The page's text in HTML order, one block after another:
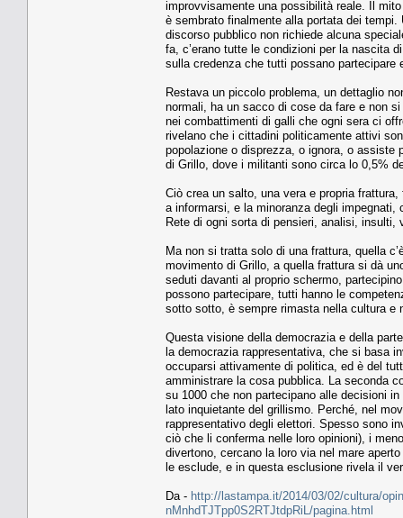
improvvisamente una possibilità reale. Il
è sembrato finalmente alla portata dei
discorso pubblico non richiede alcuna
fa, c’erano tutte le condizioni per la nascita
sulla credenza che tutti possano partecipare
Restava un piccolo problema, un dettaglio
normali, ha un sacco di cose da fare e non
nei combattimenti di galli che ogni sera ci
rivelano che i cittadini politicamente attivi
popolazione o disprezza, o ignora, o assiste
di Grillo, dove i militanti sono circa lo 0,5%
Ciò crea un salto, una vera e propria
a informarsi, e la minoranza degli
Rete di ogni sorta di pensieri, analisi,
Ma non si tratta solo di una frattura, quella
movimento di Grillo, a quella frattura si dà
seduti davanti al proprio schermo,
possono partecipare, tutti hanno le
sotto sotto, è sempre rimasta nella cultura
Questa visione della democrazia e della
la democrazia rappresentativa, che si basa
occuparsi attivamente di politica, ed è del
amministrare la cosa pubblica. La seconda
su 1000 che non partecipano alle decisioni
lato inquietante del grillismo. Perché, nel
rappresentativo degli elettori. Spesso sono
ciò che li conferma nelle loro opinioni), i
divertono, cercano la loro via nel mare
le esclude, e in questa esclusione rivela il
Da - http://lastampa.it/2014/03/02/cultura/
nMnhdTJTpp0S2RTJtdpRiL/pagina.html